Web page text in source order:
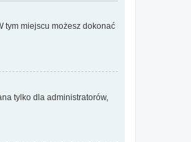
tym miejscu możesz dokonać
tylko dla administratorów,